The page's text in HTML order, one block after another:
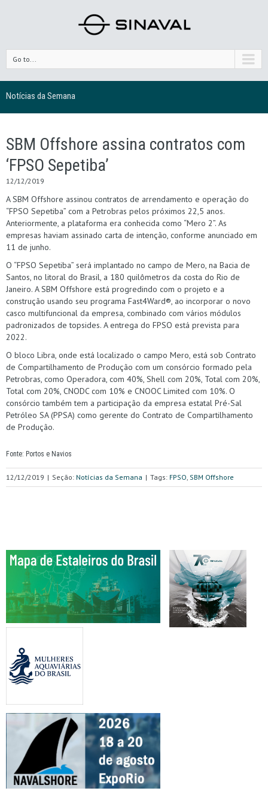
Go to...
Notícias da Semana
SBM Offshore assina contratos com
‘FPSO Sepetiba’
12/12/2019
A SBM Offshore assinou contratos de arrendamento e operação do
“FPSO Sepetiba” com a Petrobras pelos próximos 22,5 anos.
Anteriormente, a plataforma era conhecida como “Mero 2”. As
empresas haviam assinado carta de intenção, conforme anunciado em
11 de junho.
O “FPSO Sepetiba” será implantado no campo de Mero, na Bacia de
Santos, no litoral do Brasil, a 180 quilômetros da costa do Rio de
Janeiro. A SBM Offshore está progredindo com o projeto e a
construção usando seu programa Fast4Ward®, ao incorporar o novo
casco multifuncional da empresa, combinado com vários módulos
padronizados de topsides. A entrega do FPSO está prevista para
2022.
O bloco Libra, onde está localizado o campo Mero, está sob Contrato
de Compartilhamento de Produção com um consórcio formado pela
Petrobras, como Operadora, com 40%, Shell com 20%, Total com 20%,
Total com 20%, CNODC com 10% e CNOOC Limited com 10%. O
consórcio também tem a participação da empresa estatal Pré-Sal
Petróleo SA (PPSA) como gerente do Contrato de Compartilhamento
de Produção.
Fonte: Portos e Navios
12/12/2019 | Seção: Notícias da Semana | Tags: FPSO SBM Offshore